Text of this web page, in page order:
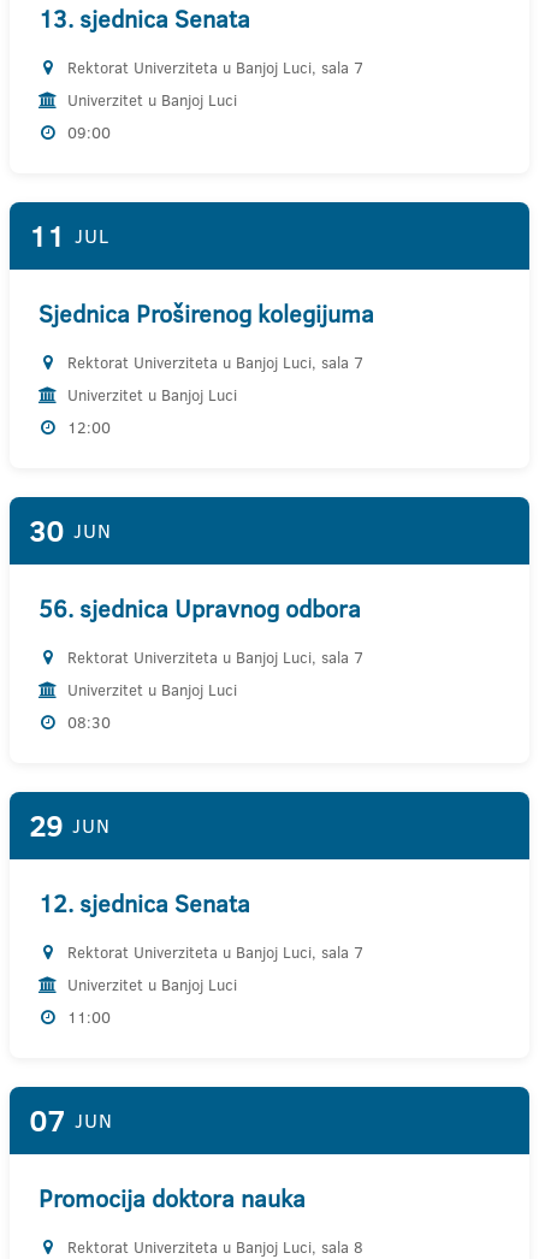
13. sjednica Senata
Rektorat Univerziteta u Banjoj Luci, sala 7
Univerzitet u Banjoj Luci
09:00
11 JUL
Sjednica Proširenog kolegijuma
Rektorat Univerziteta u Banjoj Luci, sala 7
Univerzitet u Banjoj Luci
12:00
30 JUN
56. sjednica Upravnog odbora
Rektorat Univerziteta u Banjoj Luci, sala 7
Univerzitet u Banjoj Luci
08:30
29 JUN
12. sjednica Senata
Rektorat Univerziteta u Banjoj Luci, sala 7
Univerzitet u Banjoj Luci
11:00
07 JUN
Promocija doktora nauka
Rektorat Univerziteta u Banjoj Luci, sala 8